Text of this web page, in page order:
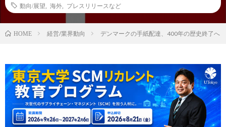
動向/展望
海外 プレスリリースなど
HOME 経営/業界動向 デンマークの手紙配達、400年の歴史終了へ